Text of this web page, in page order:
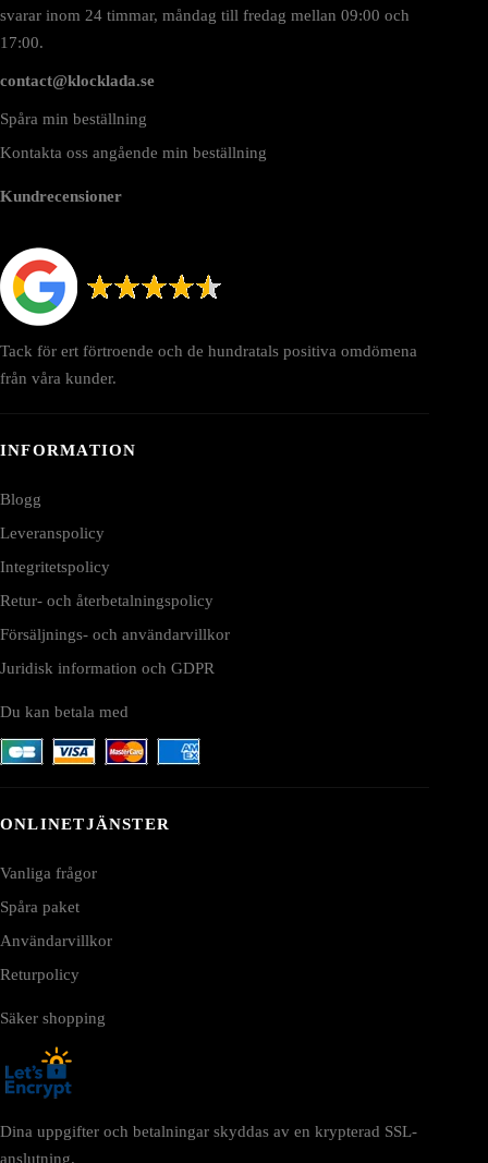
svarar inom 24 timmar, måndag till fredag mellan 09:00 och
17:00.
contact@klocklada.se
Spåra min beställning
Kontakta oss angående min beställning
Kundrecensioner
Tack för ert förtroende och de hundratals positiva omdömena
från våra kunder.
INFORMATION
Blogg
Leveranspolicy
Integritetspolicy
Retur- och återbetalningspolicy
Försäljnings- och användarvillkor
Juridisk information och GDPR
Du kan betala med
ONLINETJÄNSTER
Vanliga frågor
Spåra paket
Användarvillkor
Returpolicy
Säker shopping
Dina uppgifter och betalningar skyddas av en krypterad SSL-
anslutning.